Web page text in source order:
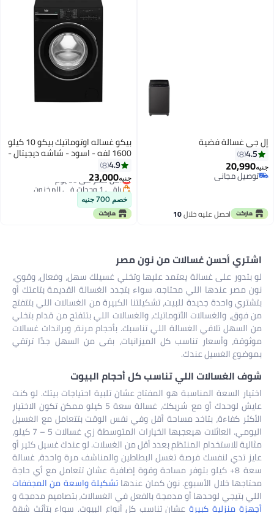
فضية
مجاني
مجاني
احصل عليه خلال10
اغسطس
بيكو غساله اوتوماتيك بيكو 10 كيلو
1600 لفه - اسود - شاشه ديجيتال -
باب كبير- inv. - Steam - بلوتوث
B3WFU501040BCI 10 kg
B3WFU501040BCI أسود
23,000
أقل سعر في 30 يوم
أقل سعر في 30 يوم
أحسن غسالات من نون مصر
على غسالة يعتمد عليها وتخلي غسيلك سهل، وفعال، وقوي،
عندها اللي محتاجه. سواء بتجدد الغسالة القديمة بتاعتك أو
واحدة جديدة للبيت، تشكيلتنا الكبيرة من الغسالات اللي بتتفتح
والغسالات الأتوماتيك، والغسالات اللي بتتفتح من قدام بتخلي
تلاقي الغسالة اللي تناسبك. بأحجام مرنة، وبراندات غسالات
وأسعار تناسب كل الميزانيات، بقى من السهل جدًا ترتقي
الغسيل عندك.
اللي تناسب كل أحجام البيوت
السعة المناسبة هو المفتاح عشان تلبية احتياجات بيتك. لو كنت
عايش لوحدك أو مع شريكك، غسالة سعة 5 كيلو ممكن تكون الاختيار
كفاءة، بتاخد مساحة أقل وفي نفس الوقت بتتعامل مع الغسيل
اليومي. العائلات هيعجبها الخيارات المتوسطة زي غسالات 5 – 7 كيلو،
للاستخدام المنتظم بعدد أقل من الغسلات. لو عندك غسيل كتير أو
لنفسك فرصة تغسل البطاطين والمناشف مرة واحدة، غسالة
سعة 8+ كيلو بتوفر مساحة وقوة إضافية عشان تتعامل مع أي حاجة
خلال الأسبوع. نون كمان عندهاتشكيلة واسعة من المجففات
لوحدها أو مدمجة بالفعل في الغسالات، بتصاميم مدمجة و
منزلية كبيرةعشان تناسب كل أنواع البيوت. سواء بتأثث شقة